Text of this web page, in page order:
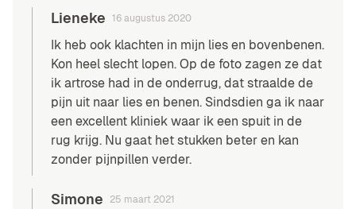
Lieneke 16 augustus 2020
Ik heb ook klachten in mijn lies en bovenbenen.
Kon heel slecht lopen. Op de foto zagen ze dat
ik artrose had in de onderrug, dat straalde de
pijn uit naar lies en benen. Sindsdien ga ik naar
een excellent kliniek waar ik een spuit in de
rug krijg. Nu gaat het stukken beter en kan
zonder pijnpillen verder.
Simone 25 maart 2021